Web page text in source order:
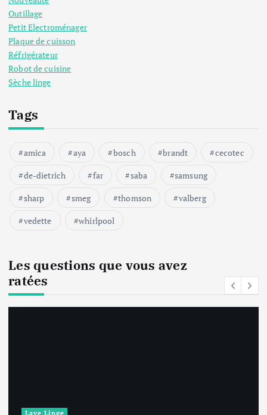
Outillage
Petit Electroménager
Plaque de cuisson
Réfrigérateur
Robot de cuisine
Sèche linge
Tags
amica aya bosch brandt
cecotec
de-dietrich
far saba
samsung
sharp
smeg thomson
valberg
vedette
whirlpool
Les questions que vous avez
ratées